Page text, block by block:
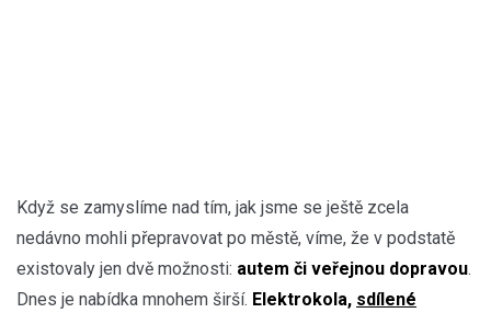
Když se zamyslíme nad tím, jak jsme se ještě zcela
nedávno mohli přepravovat po městě, víme, že v podstatě
existovaly jen dvě možnosti: autem či veřejnou dopravou.
Dnes je nabídka mnohem širší. Elektrokola, sdílené